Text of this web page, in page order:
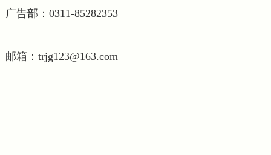
广告部：0311-85282353
邮箱：trjg123@163.com